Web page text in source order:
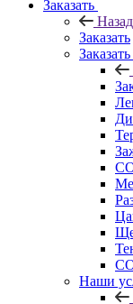
Заказать
Назад
Заказать
Наши